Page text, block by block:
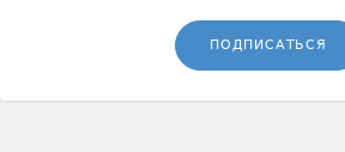
ПОДПИСАТЬСЯ